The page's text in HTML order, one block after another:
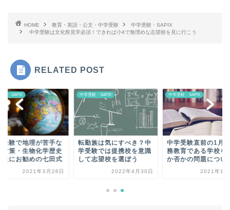
HOME 教育・英語・公文・中学受験
中学受験・SAPIX
中学受験は文化祭見学必須！できれば小4で無理めな志望校を見に行こう
RELATED POST
験・SAPIX
受験で地理が苦手な
対策・生物化学歴史
社にお勧めの七田式
2021年3月28日
中学受験・SAPIX
転勤族は気にすべき？中
学受験では提携校を意識
して志望校を選ぼう
2022年4月30日
中学受験・SAPIX
中学受験直前の1月
務教育である学校を
か否かの問題につい
2021年1